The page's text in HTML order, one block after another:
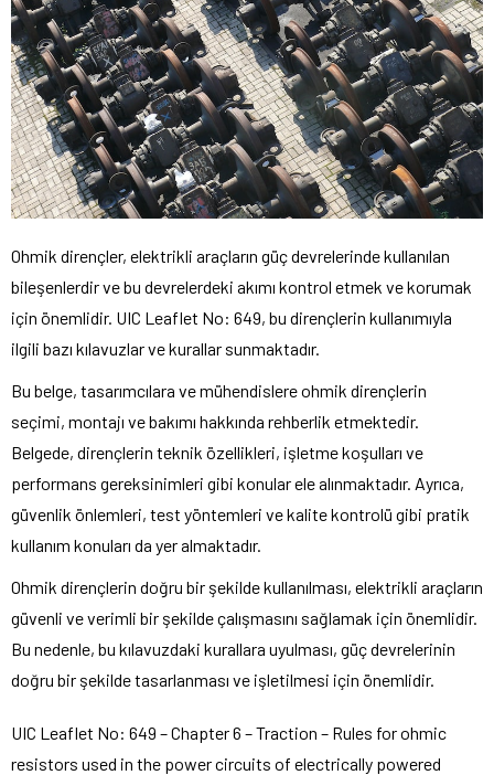
Ohmik dirençler, elektrikli araçların güç devrelerinde kullanılan
bileşenlerdir ve bu devrelerdeki akımı kontrol etmek ve korumak
için önemlidir. UIC Leaflet No: 649, bu dirençlerin kullanımıyla
ilgili bazı kılavuzlar ve kurallar sunmaktadır.
Bu belge, tasarımcılara ve mühendislere ohmik dirençlerin
seçimi, montajı ve bakımı hakkında rehberlik etmektedir.
Belgede, dirençlerin teknik özellikleri, işletme koşulları ve
performans gereksinimleri gibi konular ele alınmaktadır. Ayrıca,
güvenlik önlemleri, test yöntemleri ve kalite kontrolü gibi pratik
kullanım konuları da yer almaktadır.
Ohmik dirençlerin doğru bir şekilde kullanılması, elektrikli araçların
güvenli ve verimli bir şekilde çalışmasını sağlamak için önemlidir.
Bu nedenle, bu kılavuzdaki kurallara uyulması, güç devrelerinin
doğru bir şekilde tasarlanması ve işletilmesi için önemlidir.
UIC Leaflet No: 649 – Chapter 6 – Traction – Rules for ohmic
resistors used in the power circuits of electrically powered